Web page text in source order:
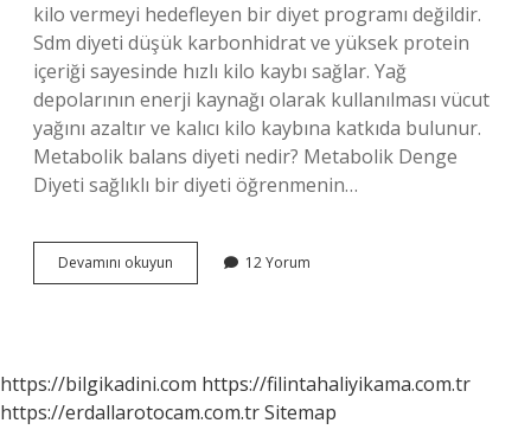
kilo vermeyi hedefleyen bir diyet programı değildir.
Sdm diyeti düşük karbonhidrat ve yüksek protein
içeriği sayesinde hızlı kilo kaybı sağlar. Yağ
depolarının enerji kaynağı olarak kullanılması vücut
yağını azaltır ve kalıcı kilo kaybına katkıda bulunur.
Metabolik balans diyeti nedir? Metabolik Denge
Diyeti sağlıklı bir diyeti öğrenmenin…
Devamını okuyun Kalibrasyon
Diyeti
12 Yorum
https://bilgikadini.com https://filintahaliyikama.com.tr
https://erdallarotocam.com.trSitemap